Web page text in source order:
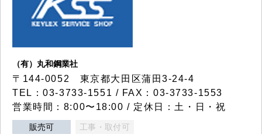
（有）丸和鋼業社
〒144-0052 東京都大田区蒲田3-24-4
TEL：03-3733-1551 / FAX：03-3733-1553
営業時間：8:00〜18:00 / 定休日：土・日・祝
販売可 工事・取付可